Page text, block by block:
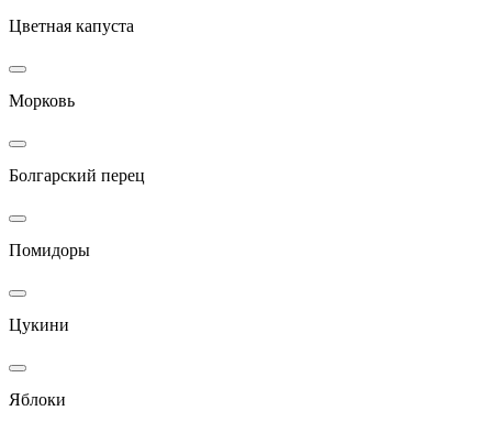
Цветная капуста
Морковь
Болгарский перец
Помидоры
Цукини
Яблоки